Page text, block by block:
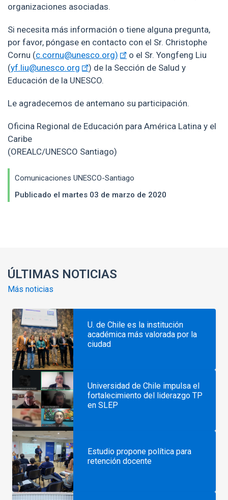
organizaciones asociadas.
Si necesita más información o tiene alguna pregunta,
por favor, póngase en contacto con el Sr. Christophe
Cornu (c.cornu@unesco.org)
o el Sr. Yongfeng Liu
(yf.liu@unesco.org
) de la Sección de Salud y
Educación de la UNESCO.
Le agradecemos de antemano su participación.
Oficina Regional de Educación para América Latina y el
Caribe
(OREALC/UNESCO Santiago)
Comunicaciones UNESCO-Santiago
Publicado el martes 03 de marzo de 2020
ÚLTIMAS NOTICIAS
Más noticias
U. de Chile es la institución
académica más valorada por la
ciudad
Universidad de Chile impulsa el
fortalecimiento del liderazgo TP
en SLEP
Estudio propone política para
retención docente